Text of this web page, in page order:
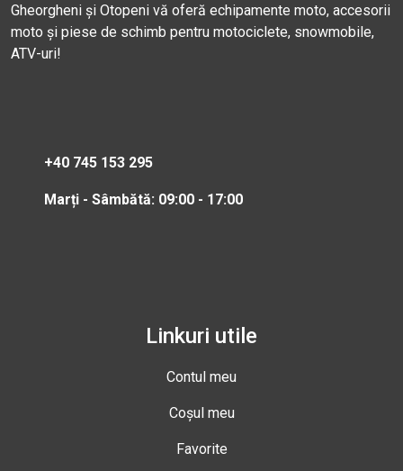
Gheorgheni și Otopeni vă oferă echipamente moto, accesorii
moto și piese de schimb pentru motociclete, snowmobile,
ATV-uri!
+40 745 153 295
Marți - Sâmbătă: 09:00 - 17:00
Linkuri utile
Contul meu
Coșul meu
Favorite